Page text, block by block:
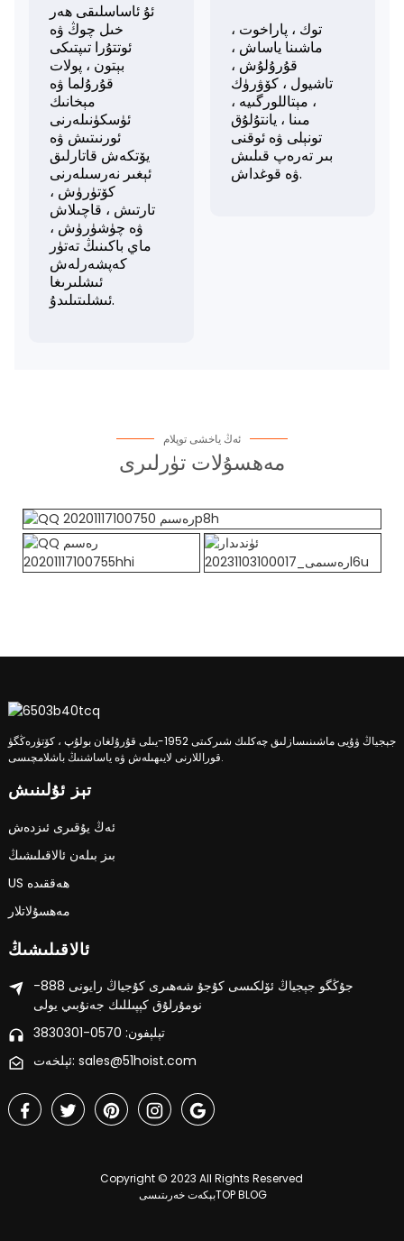
ئۇ ئاساسلىقى ھەر
خىل چوڭ ۋە
ئوتتۇرا تىپتىكى
بېتون ، پولات
قۇرۇلما ۋە
مېخانىك
ئۈسكۈنىلەرنى
ئورنىتىش ۋە
يۆتكەش قاتارلىق
ئېغىر نەرسىلەرنى
كۆتۈرۈش ،
تارتىش ، قاچىلاش
ۋە چۈشۈرۈش ،
ماي باكىنىڭ تەتۈر
كەپشەرلەش
ئىشلىرىغا
ئىشلىتىلىدۇ.
توك ، پاراخوت ،
ماشىنا ياساش ،
قۇرۇلۇش ،
تاشيول ، كۆۋرۈك
، مېتاللورگىيە ،
مىنا ، يانتۇلۇق
تونېلى ۋە ئوقنى
بىر تەرەپ قىلىش
ۋە قوغداش.
ئەڭ ياخشى توپلام
مەھسۇلات تۈرلىرى
جېجياڭ ۋۇيى ماشىنىسازلىق چەكلىك شىركىتى 1952-يىلى قۇرۇلغان بولۇپ ، كۆتۈرەڭگۈ
قوراللارنى لايىھىلەش ۋە ياساشنىڭ باشلامچىسى.
تېز ئۇلىنىش
ئەڭ يۇقىرى ئىزدەش
بىز بىلەن ئالاقىلىشىڭ
US ھەققىدە
مەھسۇلاتلار
ئالاقىلىشىڭ
جۇڭگو جېجياڭ ئۆلكىسى كۇجۇ شەھىرى كۇجياڭ رايونى 888-
نومۇرلۇق كېپىللىك جەنۇبىي يولى
تېلېفون: 0570-3830301
ئېلخەت: sales@51hoist.com
Copyright © 2023 All Rights Reserved
بېكەت خەرىتىسىTOP BLOG